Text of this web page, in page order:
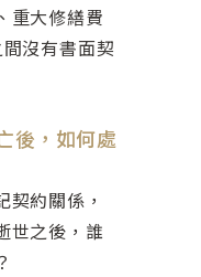
重大修繕費
沒有書面契
後，如何處
約關係，
世之後，誰